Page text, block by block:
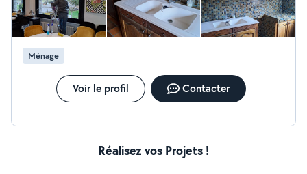
Ménage
Voir le profil Contacter
Réalisez vos Projets !